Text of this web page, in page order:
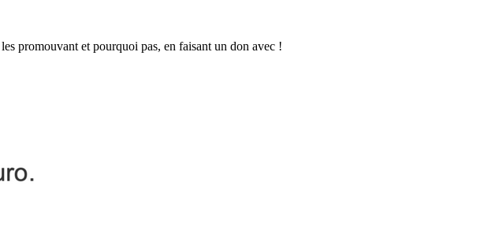
promouvant et pourquoi pas, en faisant un don avec !